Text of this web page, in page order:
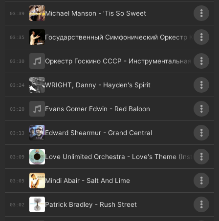
03:39 Michael Manson - 'Tis So Sweet
03:35 Государственный Симфонический Оркестр
03:30 Оркестр Госкино СССР - Инструментальная тема
03:24 WRIGHT, Danny - Hayden's Spirit
03:20 Evans Gomer Edwin - Red Baloon
03:13 Edward Shearmur - Grand Central
03:09 Love Unlimited Orchestra - Love's Theme
03:05 Mindi Abair - Salt And Lime
03:02 Patrick Bradley - Rush Street